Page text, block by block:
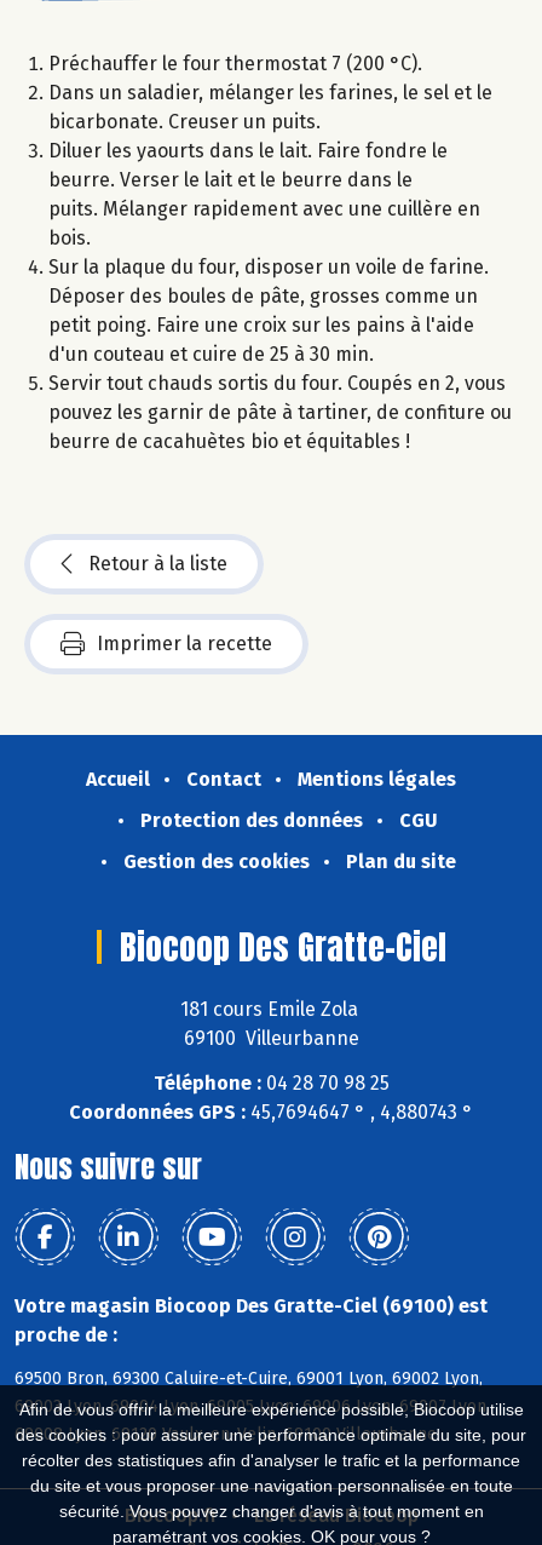
Afin de vous offrir la meilleure expérience possible, Biocoop utilise
des cookies : pour assurer une performance optimale du site, pour
récolter des statistiques afin d'analyser le trafic et la performance
du site et vous proposer une navigation personnalisée en toute
sécurité. Vous pouvez changer d'avis à tout moment en
paramétrant vos cookies. OK pour vous ?
Préchauffer le four thermostat 7 (200 °C).
Dans un saladier, mélanger les farines, le sel et le
bicarbonate. Creuser un puits.
Diluer les yaourts dans le lait. Faire fondre le
beurre. Verser le lait et le beurre dans le
puits. Mélanger rapidement avec une cuillère en
bois.
Sur la plaque du four, disposer un voile de farine.
Déposer des boules de pâte, grosses comme un
petit poing. Faire une croix sur les pains à l'aide
d'un couteau et cuire de 25 à 30 min.
Servir tout chauds sortis du four. Coupés en 2, vous
pouvez les garnir de pâte à tartiner, de confiture ou
beurre de cacahuètes bio et équitables !
Retour à la liste
Imprimer la recette
Accueil Contact
Mentions légales
Protection des données
CGU
Gestion des cookies
Plan du site
Biocoop Des Gratte-Ciel
181 cours Emile Zola
69100 Villeurbanne
Téléphone :04 28 70 98 25
Coordonnées GPS : 45,7694647 ° , 4,880743 °
Nous suivre sur
Votre magasin Biocoop Des Gratte-Ciel (69100) est
proche de :
69500 Bron, 69300 Caluire-et-Cuire, 69001 Lyon, 69002 Lyon,
69003 Lyon, 69004 Lyon, 69005 Lyon, 69006 Lyon, 69007 Lyon,
69008 Lyon, 69120 Vaulx-en-Velin, 69100 Villeurbanne
Biocoop.fr
Le réseau Biocoop